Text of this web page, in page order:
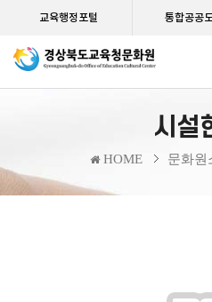
교육행정포털 통합공공
시설
HOME 문화원